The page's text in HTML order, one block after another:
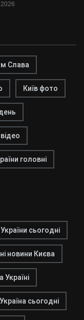
2026
Слава
Київ фото
головні
сьогодні
новини Києва
Україні
Україна сьогодні